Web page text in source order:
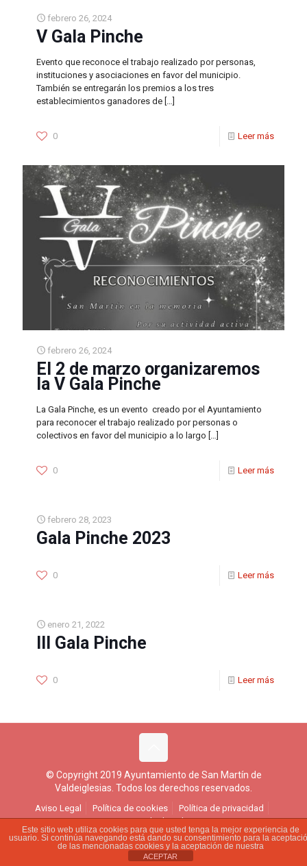
febrero 26, 2024
V Gala Pinche
Evento que reconoce el trabajo realizado por personas,
instituciones y asociaciones en favor del municipio.
También se entregarán los premios a los tres
establecimientos ganadores de […]
0 Leer más
febrero 26, 2024
El 2 de marzo organizaremos
la V Gala Pinche
La Gala Pinche, es un evento creado por el Ayuntamiento
para reconocer el trabajo realizado por personas o
colectivos en favor del municipio a lo largo […]
0 Leer más
febrero 28, 2023
Gala Pinche 2023
0 Leer más
enero 21, 2022
III Gala Pinche
0 Leer más
© Copyright 2019 Ayuntamiento de San Martín de
Valdeiglesias. Todos los derechos reservados.
Aviso Legal Política de cookies
Política de privacidad
Ejercicio de derechos
Este sitio web utiliza cookies para que usted tenga la mejor experiencia de
usuario. Si continúa navegando está dando su consentimiento para la
de las mencionadas cookies y la aceptación de nuestra
ACEPTAR